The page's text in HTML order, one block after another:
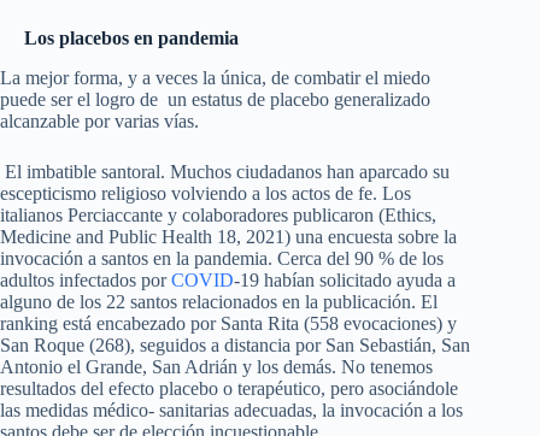
Los placebos en pandemia
La mejor forma, y a veces la única, de combatir el miedo
puede ser el logro de un estatus de placebo generalizado
alcanzable por varias vías.
El imbatible santoral. Muchos ciudadanos han aparcado su
escepticismo religioso volviendo a los actos de fe. Los
italianos Perciaccante y colaboradores publicaron (Ethics,
Medicine and Public Health 18, 2021) una encuesta sobre la
invocación a santos en la pandemia. Cerca del 90 % de los
adultos infectados porCOVID-19 habían solicitado ayuda a
alguno de los 22 santos relacionados en la publicación. El
ranking está encabezado por Santa Rita (558 evocaciones) y
San Roque (268), seguidos a distancia por San Sebastián, San
Antonio el Grande, San Adrián y los demás. No tenemos
resultados del efecto placebo o terapéutico, pero asociándole
las medidas médico- sanitarias adecuadas, la invocación a los